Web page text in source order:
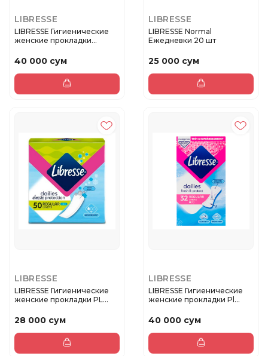
LIBRESSE
LIBRESSE Гигиенические
женские прокладки
40 000 сум
LIBRESSE
LIBRESSE Normal
Ежедневки 20 шт
25 000 сум
LIBRESSE
LIBRESSE Гигиенические
женские прокладки PL
28 000 сум
LIBRESSE
LIBRESSE Гигиенические
женские прокладки Pl
40 000 сум